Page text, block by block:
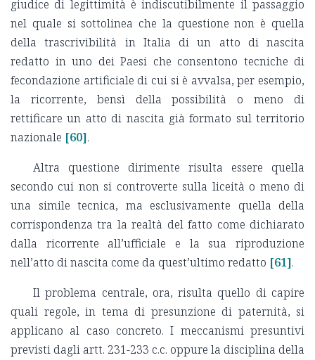
giudice di legittimità è indiscutibilmente il passaggio
nel quale si sottolinea che la questione non è quella
della trascrivibilità in Italia di un atto di nascita
redatto in uno dei Paesi che consentono tecniche di
fecondazione artificiale di cui si è avvalsa, per esempio,
la ricorrente, bensì della possibilità o meno di
rettificare un atto di nascita già formato sul territorio
nazionale [60].
Altra questione dirimente risulta essere quella
secondo cui non si controverte sulla liceità o meno di
una simile tecnica, ma esclusivamente quella della
corrispondenza tra la realtà del fatto come dichiarato
dalla ricorrente all’ufficiale e la sua riproduzione
nell’atto di nascita come da quest’ultimo redatto [61].
Il problema centrale, ora, risulta quello di capire
quali regole, in tema di presunzione di paternità, si
applicano al caso concreto. I meccanismi presuntivi
previsti dagli artt. 231-233 c.c. oppure la disciplina della